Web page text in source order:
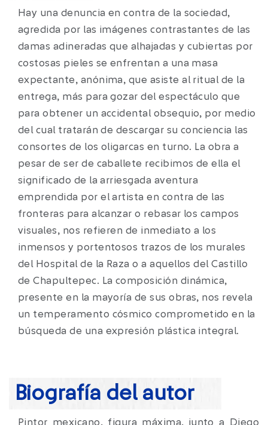
Hay una denuncia en contra de la sociedad,
agredida por las imágenes contrastantes de las
damas adineradas que alhajadas y cubiertas por
costosas pieles se enfrentan a una masa
expectante, anónima, que asiste al ritual de la
entrega, más para gozar del espectáculo que
para obtener un accidental obsequio, por medio
del cual tratarán de descargar su conciencia las
consortes de los oligarcas en turno. La obra a
pesar de ser de caballete recibimos de ella el
significado de la arriesgada aventura
emprendida por el artista en contra de las
fronteras para alcanzar o rebasar los campos
visuales, nos refieren de inmediato a los
inmensos y portentosos trazos de los murales
del Hospital de la Raza o a aquellos del Castillo
de Chapultepec. La composición dinámica,
presente en la mayoría de sus obras, nos revela
un temperamento cósmico comprometido en la
búsqueda de una expresión plástica integral.
Biografía del autor
Pintor mexicano, figura máxima, junto a Diego